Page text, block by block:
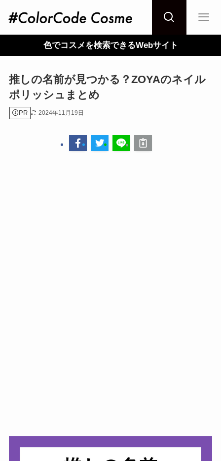
色でコスメを検索できるWebサイト
推しの名前が見つかる？ZOYAのネイル
ポリッシュまとめ
PR 2024年11月19日